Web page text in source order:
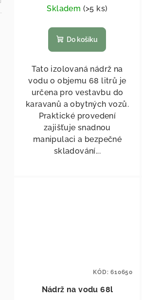
Skladem (>5 ks)
Do košíku
Tato izolovaná nádrž na
vodu o objemu 68 litrů je
určena pro vestavbu do
karavanů a obytných vozů.
Praktické provedení
zajišťuje snadnou
manipulaci a bezpečné
skladování...
Nádrž na vodu 68l
KÓD:610650